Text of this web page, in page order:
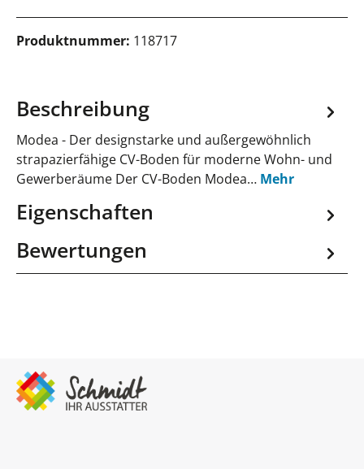
Produktnummer: 118717
Beschreibung
Modea - Der designstarke und außergewöhnlich
strapazierfähige CV-Boden für moderne Wohn- und
Gewerberäume Der CV-Boden Modea… Mehr
Eigenschaften
Bewertungen